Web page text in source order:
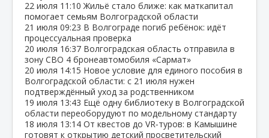
22 июля 11:10 Жильё стало ближе: как маткапитал
помогает семьям Волгоградской области
21 июля 09:23 В Волгограде погиб ребёнок: идёт
процессуальная проверка
20 июля 16:37 Волгоградская область отправила в
зону СВО 4 бронеавтомобиля «Сармат»
20 июля 14:15 Новое условие для единого пособия в
Волгоградской области: с 21 июля нужен
подтверждённый уход за родственником
19 июля 13:43 Ещё одну библиотеку в Волгоградской
области переоборудуют по модельному стандарту
18 июля 13:14 От квестов до VR‑туров: в Камышине
готовят к открытию детский просветительский